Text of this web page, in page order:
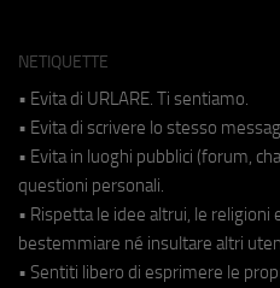
NETIQUETTE
• Evita di URLARE. Ti sentiamo.
• Evita di scrivere lo stesso
• Evita in luoghi pubblici (forum,
questioni personali.
• Rispetta le idee altrui, le religioni
bestemmiare né insultare altri
• Sentiti libero di esprimere le